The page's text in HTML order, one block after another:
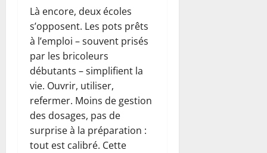
Là encore, deux écoles
s’opposent. Les pots prêts
à l’emploi – souvent prisés
par les bricoleurs
débutants – simplifient la
vie. Ouvrir, utiliser,
refermer. Moins de gestion
des dosages, pas de
surprise à la préparation :
tout est calibré. Cette